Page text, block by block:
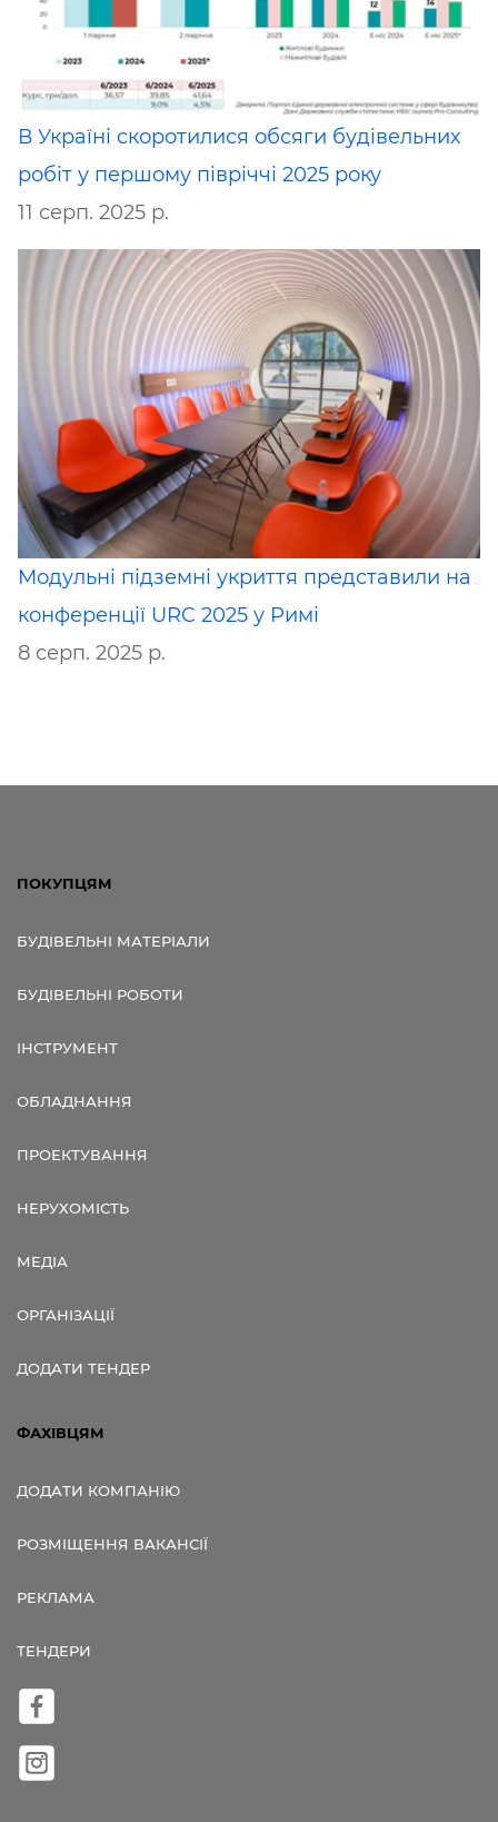
В Україні скоротилися обсяги будівельних
робіт у першому півріччі 2025 року
11 серп. 2025 р.
Модульні підземні укриття представили на
конференції URC 2025 у Римі
8 серп. 2025 р.
ПОКУПЦЯМ
БУДІВЕЛЬНІ МАТЕРІАЛИ
БУДІВЕЛЬНІ РОБОТИ
ІНСТРУМЕНТ
ОБЛАДНАННЯ
ПРОЕКТУВАННЯ
НЕРУХОМІСТЬ
МЕДІА
ОРГАНІЗАЦІЇ
ДОДАТИ ТЕНДЕР
ФАХІВЦЯМ
ДОДАТИ КОМПАНІЮ
РОЗМІЩЕННЯ ВАКАНСІЇ
РЕКЛАМА
ТЕНДЕРИ